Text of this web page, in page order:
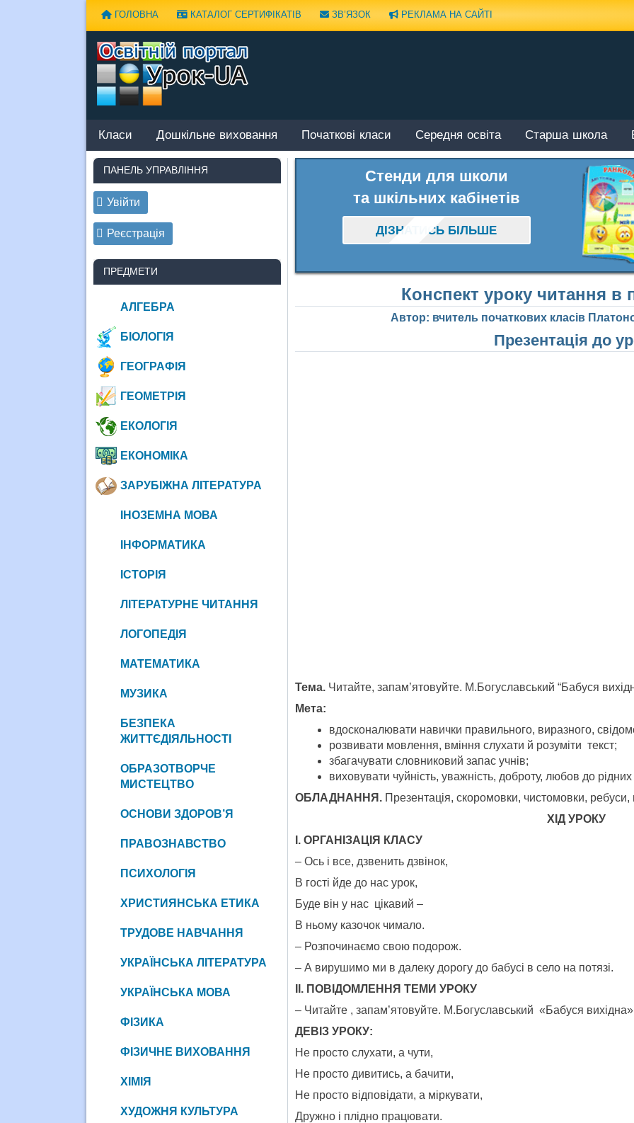
ГОЛОВНА КАТАЛОГ СЕРТИФІКАТІВ ЗВ’ЯЗОК РЕКЛАМА НА САЙТІ
Класи Дошкільне виховання Початкові класи Середня освіта Старша школа
Стенди для школи
та шкільних кабінетів
ДІЗНАТИСЬ БІЛЬШЕ
Конспект уроку читання в
Автор: вчитель початкових класів
Презентація до
Тема.Читайте, запам’ятовуйте. М.Богуславський “Бабуся
Мета:
вдосконалювати навички правильного, виразного,
розвивати мовлення, вміння слухати й розуміти текст;
збагачувати словниковий запас учнів;
виховувати чуйність, уважність, доброту, любов до
ОБЛАДНАННЯ.Презентація, скоромовки, чистомовки, ребуси,
ХІД УРОКУ
І. ОРГАНІЗАЦІЯ КЛАСУ
– Ось і все, дзвенить дзвінок,
В гості йде до нас урок,
Буде він у нас цікавий –
В ньому казочок чимало.
– Розпочинаємо свою подорож.
– А вирушимо ми в далеку дорогу до бабусі в село на потязі.
ІІ. ПОВІДОМЛЕННЯ ТЕМИ УРОКУ
– Читайте , запам’ятовуйте. М.Богуславський «Бабуся вихідна»
ДЕВІЗ УРОКУ:
Не просто слухати, а чути,
Не просто дивитись, а бачити,
Не просто відповідати, а міркувати,
Дружно і плідно працювати.
ПАНЕЛЬ УПРАВЛІННЯ
Увійти
Реєстрація
ПРЕДМЕТИ
АЛГЕБРА
БІОЛОГІЯ
ГЕОГРАФІЯ
ГЕОМЕТРІЯ
ЕКОЛОГІЯ
ЕКОНОМІКА
ЗАРУБІЖНА ЛІТЕРАТУРА
ІНОЗЕМНА МОВА
ІНФОРМАТИКА
ІСТОРІЯ
ЛІТЕРАТУРНЕ ЧИТАННЯ
ЛОГОПЕДІЯ
МАТЕМАТИКА
МУЗИКА
БЕЗПЕКА
ЖИТТЄДІЯЛЬНОСТІ
ОБРАЗОТВОРЧЕ
МИСТЕЦТВО
ОСНОВИ ЗДОРОВ’Я
ПРАВОЗНАВСТВО
ПСИХОЛОГІЯ
ХРИСТИЯНСЬКА ЕТИКА
ТРУДОВЕ НАВЧАННЯ
УКРАЇНСЬКА ЛІТЕРАТУРА
УКРАЇНСЬКА МОВА
ФІЗИКА
ФІЗИЧНЕ ВИХОВАННЯ
ХІМІЯ
ХУДОЖНЯ КУЛЬТУРА